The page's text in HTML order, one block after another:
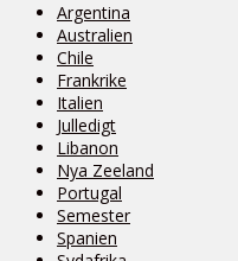
Argentina
Australien
Chile
Frankrike
Italien
Julledigt
Libanon
Nya Zeeland
Portugal
Semester
Spanien